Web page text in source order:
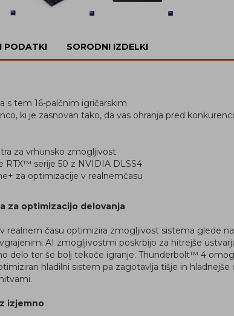
PODATKI SORODNI IZDELKI
s tem 16-palčnim igričarskim
ki je zasnovan tako, da vas ohranja pred
za vrhunsko zmogljivost
RTX™ serije 50 z NVIDIA DLSS4
za optimizacije v realnemčasu
za optimizacijo delovanja
v realnem času optimizira zmogljivost sistema glede
AI zmogljivostmi poskrbijo za hitrejše
delo ter še bolj tekoče igranje. Thunderbolt™ 4
hladilni sistem pa zagotavlja tišje in hladnejše
izjemno